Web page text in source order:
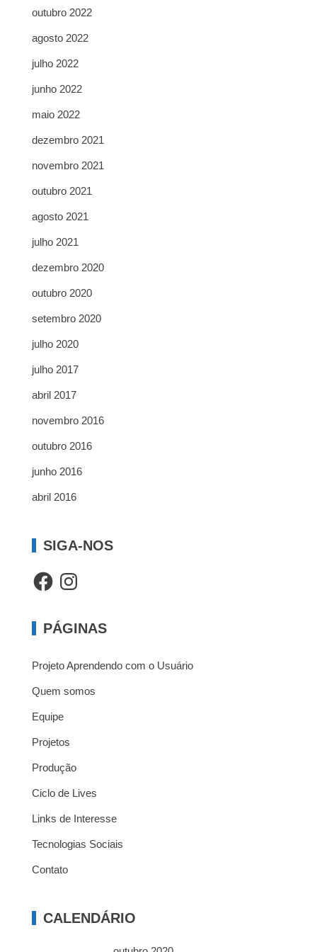
outubro 2022
agosto 2022
julho 2022
junho 2022
maio 2022
dezembro 2021
novembro 2021
outubro 2021
agosto 2021
julho 2021
dezembro 2020
outubro 2020
setembro 2020
julho 2020
julho 2017
abril 2017
novembro 2016
outubro 2016
junho 2016
abril 2016
SIGA-NOS
FacebookInstagram
PÁGINAS
Projeto Aprendendo com o Usuário
Quem somos
Equipe
Projetos
Produção
Ciclo de Lives
Links de Interesse
Tecnologias Sociais
Contato
CALENDÁRIO